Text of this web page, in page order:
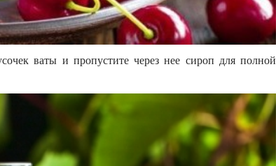
ваты и пропустите через нее сироп для полной